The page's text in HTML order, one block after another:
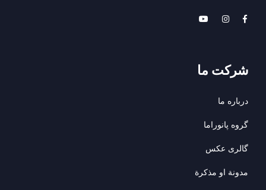
شرکت ما
درباره ما
گروه پانوراما
گالری عکس
مدونة او مذكرة